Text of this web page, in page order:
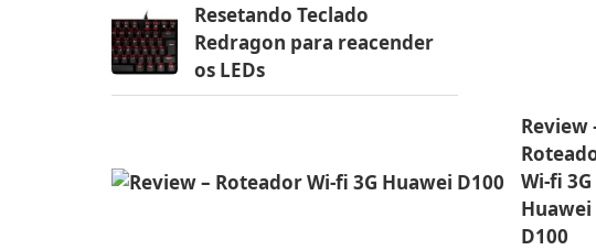
Resetando Teclado
Redragon para reacender
os LEDs
Review
Wi-fi 3G
Huawei
D100